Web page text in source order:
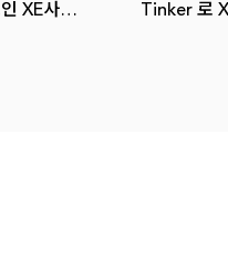
XE사이
Tinker 로